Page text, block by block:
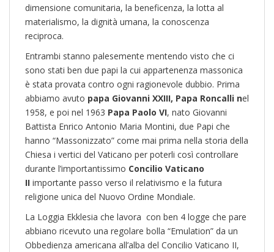
dimensione comunitaria, la beneficenza, la lotta al
materialismo, la dignità umana, la conoscenza
reciproca.
Entrambi stanno palesemente mentendo visto che ci
sono stati ben due papi la cui appartenenza massonica
è stata provata contro ogni ragionevole dubbio. Prima
abbiamo avuto papa Giovanni XXIII, Papa Roncalli nel
1958, e poi nel 1963 Papa Paolo VI, nato Giovanni
Battista Enrico Antonio Maria Montini, due Papi che
hanno “Massonizzato” come mai prima nella storia della
Chiesa i vertici del Vaticano per poterli così controllare
durante l’importantissimo Concilio Vaticano
II importante passo verso il relativismo e la futura
religione unica del Nuovo Ordine Mondiale.
La Loggia Ekklesia che lavora con ben 4 logge che pare
abbiano ricevuto una regolare bolla “Emulation” da un
Obbedienza americana all’alba del Concilio Vaticano II,